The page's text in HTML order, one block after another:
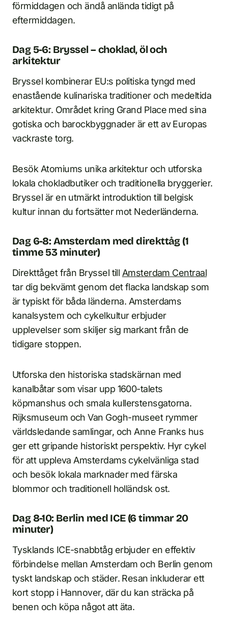
förmiddagen och ändå anlända tidigt på
eftermiddagen.
Dag 5-6: Bryssel – choklad, öl och
arkitektur
Bryssel kombinerar EU:s politiska tyngd med
enastående kulinariska traditioner och medeltida
arkitektur. Området kring Grand Place med sina
gotiska och barockbyggnader är ett av Europas
vackraste torg.
Besök Atomiums unika arkitektur och utforska
lokala chokladbutiker och traditionella bryggerier.
Bryssel är en utmärkt introduktion till belgisk
kultur innan du fortsätter mot Nederländerna.
Dag 6-8: Amsterdam med direkttåg (1
timme 53 minuter)
Direkttåget från Bryssel till Amsterdam Centraal
tar dig bekvämt genom det flacka landskap som
är typiskt för båda länderna. Amsterdams
kanalsystem och cykelkultur erbjuder
upplevelser som skiljer sig markant från de
tidigare stoppen.
Utforska den historiska stadskärnan med
kanalbåtar som visar upp 1600-talets
köpmanshus och smala kullerstensgatorna.
Rijksmuseum och Van Gogh-museet rymmer
världsledande samlingar, och Anne Franks hus
ger ett gripande historiskt perspektiv. Hyr cykel
för att uppleva Amsterdams cykelvänliga stad
och besök lokala marknader med färska
blommor och traditionell holländsk ost.
Dag 8-10: Berlin med ICE (6 timmar 20
minuter)
Tysklands ICE-snabbtåg erbjuder en effektiv
förbindelse mellan Amsterdam och Berlin genom
tyskt landskap och städer. Resan inkluderar ett
kort stopp i Hannover, där du kan sträcka på
benen och köpa något att äta.